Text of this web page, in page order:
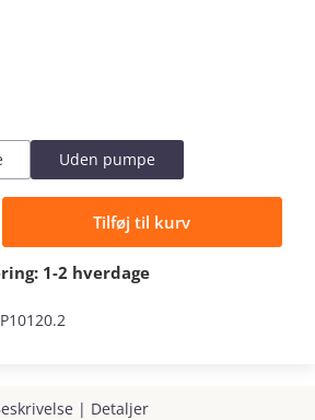
Uden pumpe
Tilføj til kurv
1-2 hverdage
| Detaljer